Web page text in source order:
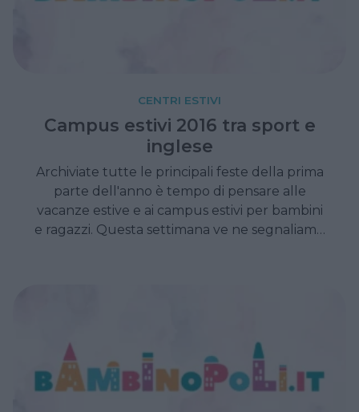
CENTRI ESTIVI
Campus estivi 2016 tra sport e
inglese
Archiviate tutte le principali feste della prima
parte dell'anno è tempo di pensare alle
vacanze estive e ai campus estivi per bambini
e ragazzi. Questa settimana ve ne segnaliamo